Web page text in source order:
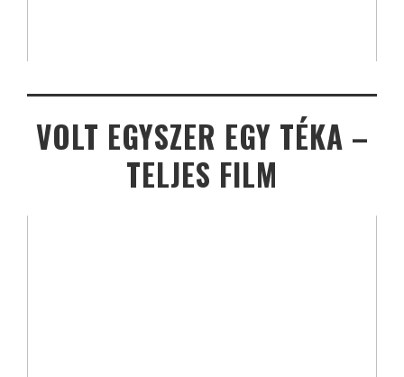
VOLT EGYSZER EGY TÉKA –
TELJES FILM